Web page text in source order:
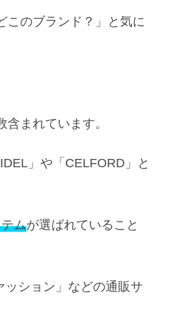
このブランド？」と気に
含まれています。
」や「CELFORD」と
ムが選ばれていること
ション」などの通販サ